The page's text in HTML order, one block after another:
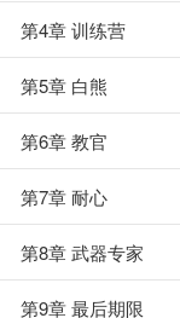
第4章 训练营
第5章 白熊
第6章 教官
第7章 耐心
第8章 武器专家
第9章 最后期限